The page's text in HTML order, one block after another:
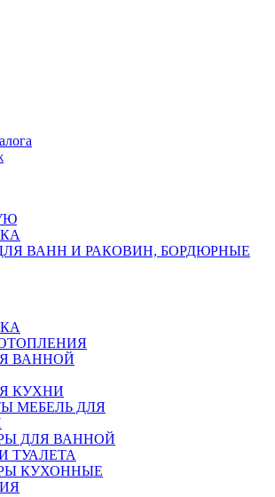
ВАНН И РАКОВИН, БОРДЮРНЫЕ
ВАННОЙ
КУХНИ
МЕБЕЛЬ ДЛЯ
ДЛЯ ВАННОЙ
ТУАЛЕТА
КУХОННЫЕ